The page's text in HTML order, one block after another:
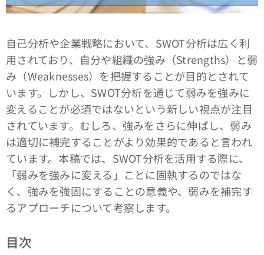
自己分析や企業戦略において、SWOT分析は広く利
用されており、自分や組織の強み（Strengths）と弱
み（Weaknesses）を把握することが目的とされて
います。しかし、SWOT分析を通じて弱みを強みに
変えることが必須ではないという新しい視点が注目
されています。むしろ、強みをさらに伸ばし、弱み
は適切に補完することがより効果的であると言われ
ています。本稿では、SWOT分析を活用する際に、
「弱みを強みに変える」ことに固執するのではな
く、強みを強固にすることの意義や、弱みを補完す
るアプローチについて考察します。
目次